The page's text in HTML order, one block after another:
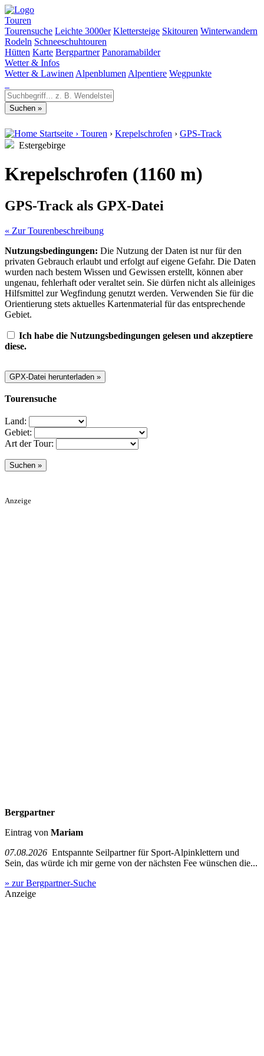
Touren
Tourensuche Leichte 3000er Klettersteige Skitouren Winterwandern
Rodeln Schneeschuhtouren
Hütten Karte Bergpartner Panoramabilder
Wetter & Infos
Wetter & Lawinen Alpenblumen Alpentiere Wegpunkte
Startseite › Touren › Krepelschrofen › GPS-Track
Estergebirge
Krepelschrofen (1160 m)
GPS-Track als GPX-Datei
« Zur Tourenbeschreibung
Nutzungsbedingungen: Die Nutzung der Daten ist nur für den
privaten Gebrauch erlaubt und erfolgt auf eigene Gefahr. Die Daten
wurden nach bestem Wissen und Gewissen erstellt, können aber
ungenau, fehlerhaft oder veraltet sein. Sie dürfen nicht als alleiniges
Hilfsmittel zur Wegfindung genutzt werden. Verwenden Sie für die
Orientierung stets aktuelles Kartenmaterial für das entsprechende
Gebiet.
Ich habe die Nutzungsbedingungen gelesen und akzeptiere
diese.
Tourensuche
Land:
Gebiet:
Art der Tour:
Anzeige
Bergpartner
Eintrag von Mariam
07.08.2026 Entspannte Seilpartner für Sport-Alpinklettern und
Sein, das würde ich mir gerne von der nächsten Fee wünschen die...
» zur Bergpartner-Suche
Anzeige